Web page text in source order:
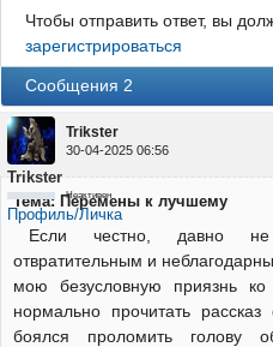
Чтобы отправить ответ, вы
зарегистрироваться
Сообщения 2
Trikster
30-04-2025 06:56
Trikster
Неактивен
Профиль/Личка
Тема: Перемены к лучшему
Если честно, давно не
отвратительным и
мою безусловную приязнь
нормально прочитать
боялся проломить голову